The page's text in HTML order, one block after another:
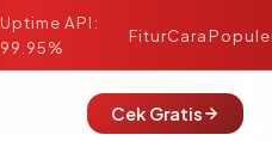
Uptime API:
99.95%
FiturCara
Cek Gratis